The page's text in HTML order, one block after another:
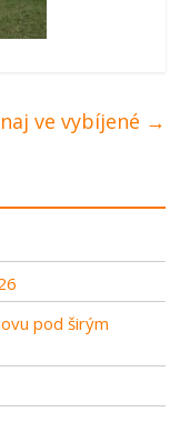
ve vybíjené →
pod širým